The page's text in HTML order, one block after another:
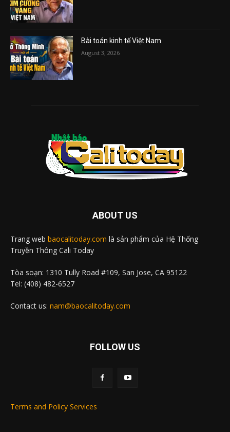
Bài toán kinh tế Việt Nam
August 3, 2026
ABOUT US
Trang web baocalitoday.com là sản phẩm của Hệ Thống
Truyền Thông Cali Today
Tòa soạn: 1310 Tully Road #109, San Jose, CA 95122
Tel: (408) 482-6527
Contact us: nam@baocalitoday.com
FOLLOW US
Terms and Policy Services